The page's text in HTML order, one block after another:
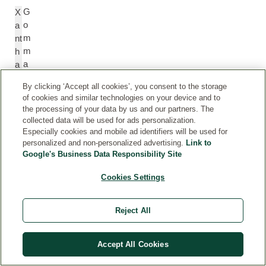
X
a
nt
h
a
G
o
m
m
a
a
nt
n
a
o
e
By clicking ‘Accept all cookies’, you consent to the storage
of cookies and similar technologies on your device and to
the processing of your data by us and our partners. The
collected data will be used for ads personalization.
Especially cookies and mobile ad identifiers will be used for
personalized and non-personalized advertising. Link to
Google's Business Data Responsibility Site
Cookies Settings
Reject All
Accept All Cookies